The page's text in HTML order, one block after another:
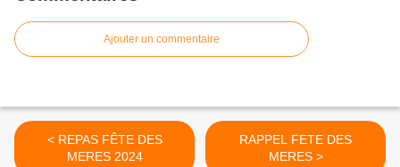
Ajouter un commentaire
< REPAS FÊTE DES
MERES 2024
RAPPEL FETE DES
MERES >